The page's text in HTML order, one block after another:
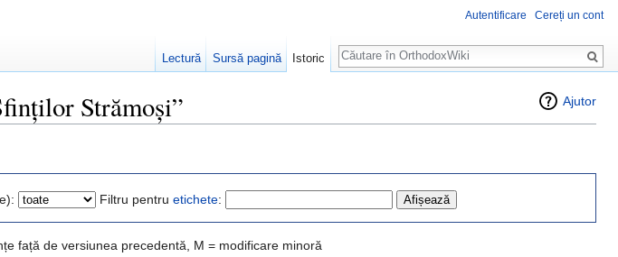
Ajutor
Strămoși”
Filtru pentru etichete:
față de versiunea precedentă, M = modificare minoră
Autentificare Cereți un cont
Lectură Sursă pagină Istoric
Căutare